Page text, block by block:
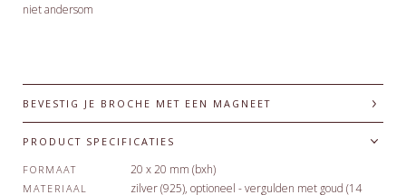
niet andersom
BEVESTIG JE BROCHE MET EEN MAGNEET
PRODUCT SPECIFICATIES
FORMAAT 20 x 20 mm (bxh)
MATERIAAL
zilver (925), optioneel - vergulden met goud (14